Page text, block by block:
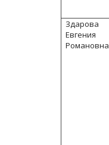
Здарова
Евгения
Романовна